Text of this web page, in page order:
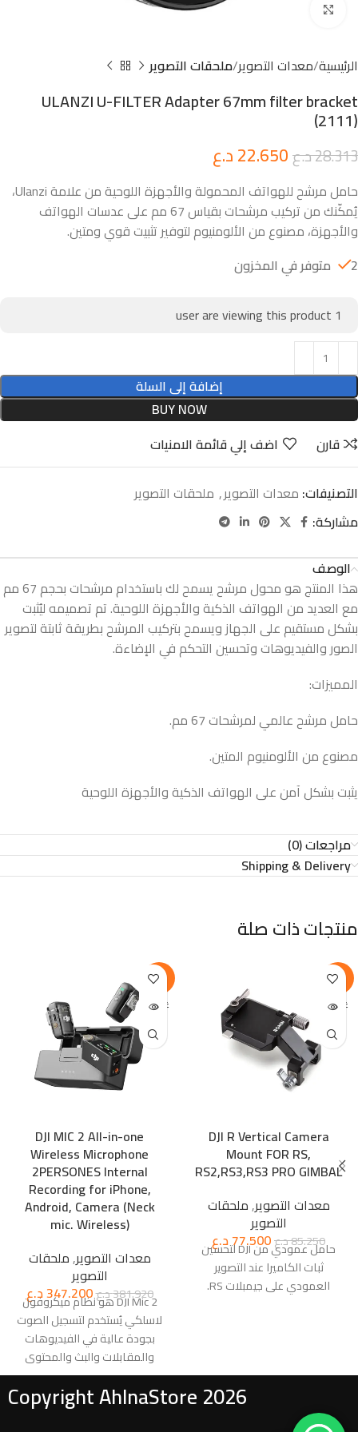
الرئيسية معدات التصوير ملحقات التصوير
ULANZI U-FILTER Adapter 67mm filter bracket
(2111)
28.313د.ع22.650د.ع
حامل مرشح للهواتف المحمولة والأجهزة اللوحية من علامة Ulanzi،
يُمكّنك من تركيب مرشحات بقياس 67 مم على عدسات الهواتف
والأجهزة، مصنوع من الألومنيوم لتوفير تثبيت قوي ومتين.
2 متوفر في المخزون
إضافة إلى السلة
1
BUY NOW
قارن
اضف إلي قائمة الامنيات
التصنيفات: معدات التصوير, ملحقات التصوير
مشاركة:
الوصف
هذا المنتج هو محول مرشح يسمح لك باستخدام مرشحات بحجم 67 مم
مع العديد من الهواتف الذكية والأجهزة اللوحية. تم تصميمه ليُثبت
بشكل مستقيم على الجهاز ويسمح بتركيب المرشح بطريقة ثابتة لتصوير
الصور والفيديوهات وتحسين التحكم في الإضاءة.
المميزات:
حامل مرشح عالمي لمرشحات 67 مم.
مصنوع من الألومنيوم المتين.
يثبت بشكل آمن على الهواتف الذكية والأجهزة اللوحية
مراجعات (0)
Shipping & Delivery
منتجات ذات صلة
-9%
غير متوف
ر
DJI R Vertical Camera
Mount FOR RS,
RS2,RS3,RS3 PRO GIMBAL
معدات التصوير,ملحقات
التصوير
85.250د.ع77.500د.ع
حامل عمودي من DJI لتحسين
ثبات الكاميرا عند التصوير
العمودي على جيمبلات RS.
-9%
غير متوف
ر
DJI MIC 2 All-in-one
Wireless Microphone
2PERSONES Internal
Recording for iPhone,
Android, Camera (Neck
mic. Wireless)
معدات التصوير,ملحقات
التصوير
381.920د.ع347.200د.ع
DJI Mic 2 هو نظام ميكروفون
لاسلكي يُستخدم لتسجيل الصوت
بجودة عالية في الفيديوهات
والمقابلات والبث والمحتوى
الإبداعي. يتكون عادة من جهاز
استقبال وجهاز إرسال (أو أكثر) مع
حقيبة شحن، ويوفر اتصالًا لاسلكيًا
Copyright AhlnaStore 2026